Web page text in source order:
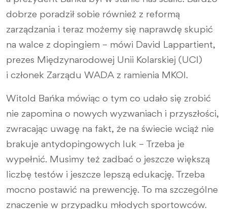
dobrze poradził sobie również z reformą
zarządzania i teraz możemy się naprawdę skupić
na walce z dopingiem – mówi David Lappartient,
prezes Międzynarodowej Unii Kolarskiej (UCI)
i członek Zarządu WADA z ramienia MKOl.
Witold Bańka mówiąc o tym co udało się zrobić
nie zapomina o nowych wyzwaniach i przyszłości,
zwracając uwagę na fakt, że na świecie wciąż nie
brakuje antydopingowych luk – Trzeba je
wypełnić. Musimy też zadbać o jeszcze większą
liczbę testów i jeszcze lepszą edukację. Trzeba
mocno postawić na prewencję. To ma szczególne
znaczenie w przypadku młodych sportowców.